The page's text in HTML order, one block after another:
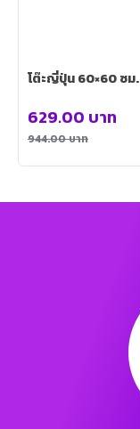
โต๊ะญี่ปุ่น 60×60 ซม
944.00บาท
629.00 บาท